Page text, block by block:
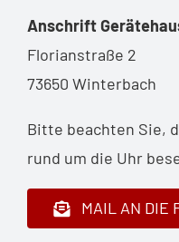
Anschrift
Florianstraße 2
73650 Winterbach
Bitte beachten Sie,
rund um die Uhr
MAIL AN DIE